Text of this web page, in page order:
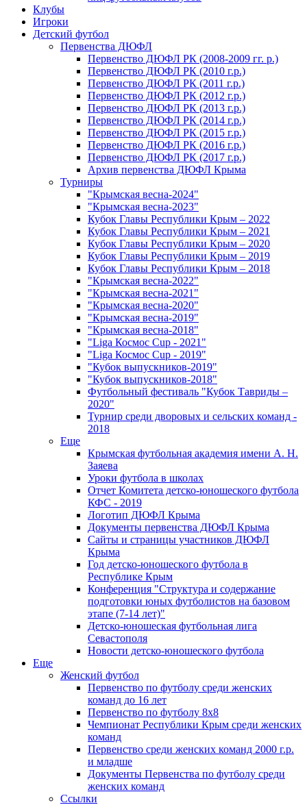
Клубы
Игроки
Детский футбол
Первенства ДЮФЛ
Первенство ДЮФЛ РК (2008-2009 гг. р.)
Первенство ДЮФЛ РК (2010 г.р.)
Первенство ДЮФЛ РК (2011 г.р.)
Первенство ДЮФЛ РК (2012 г.р.)
Первенство ДЮФЛ РК (2013 г.р.)
Первенство ДЮФЛ РК (2014 г.р.)
Первенство ДЮФЛ РК (2015 г.р.)
Первенство ДЮФЛ РК (2016 г.р.)
Первенство ДЮФЛ РК (2017 г.р.)
Архив первенства ДЮФЛ Крыма
Турниры
"Крымская весна-2024"
"Крымская весна-2023"
Кубок Главы Республики Крым – 2022
Кубок Главы Республики Крым – 2021
Кубок Главы Республики Крым – 2020
Кубок Главы Республики Крым – 2019
Кубок Главы Республики Крым – 2018
"Крымская весна-2022"
"Крымская весна-2021"
"Крымская весна-2020"
"Крымская весна-2019"
"Крымская весна-2018"
"Liga Космос Cup - 2021"
"Liga Космос Cup - 2019"
"Кубок выпускников-2019"
"Кубок выпускников-2018"
Футбольный фестиваль "Кубок Тавриды –
2020"
Турнир среди дворовых и сельских команд -
2018
Еще
Крымская футбольная академия имени А. Н.
Заяева
Уроки футбола в школах
Отчет Комитета детско-юношеского футбола
КФС - 2019
Логотип ДЮФЛ Крыма
Документы первенства ДЮФЛ Крыма
Сайты и страницы участников ДЮФЛ
Крыма
Год детско-юношеского футбола в
Республике Крым
Конференция "Структура и содержание
подготовки юных футболистов на базовом
этапе (7-14 лет)"
Детско-юношеская футбольная лига
Севастополя
Новости детско-юношеского футбола
Еще
Женский футбол
Первенство по футболу среди женских
команд до 16 лет
Первенство по футболу 8х8
Чемпионат Республики Крым среди женских
команд
Первенство среди женских команд 2000 г.р.
и младше
Документы Первенства по футболу среди
женских команд
Ссылки